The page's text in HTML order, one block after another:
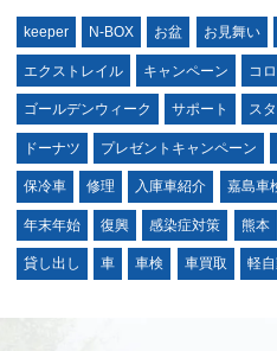
keeper N-BOX お盆 お見舞い
エクストレイル キャンペーン コ
ゴールデンウィーク サポート ス
ドーナツ プレゼントキャンペーン
保冷車 修理 入庫車紹介 嘉島車
年末年始 復興 感染症対策 熊本
貸し出し 車 車検 車買取 軽